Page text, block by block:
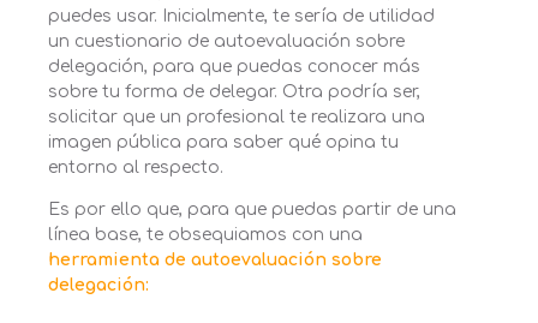
puedes usar. Inicialmente, te sería de utilidad
un cuestionario de autoevaluación sobre
delegación, para que puedas conocer más
sobre tu forma de delegar. Otra podría ser,
solicitar que un profesional te realizara una
imagen pública para saber qué opina tu
entorno al respecto.
Es por ello que, para que puedas partir de una
línea base, te obsequiamos con una
herramienta de autoevaluación sobre
delegación: